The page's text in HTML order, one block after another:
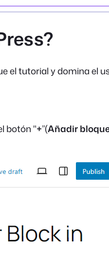
el tutorial y domina el
botón "+”(Añadir